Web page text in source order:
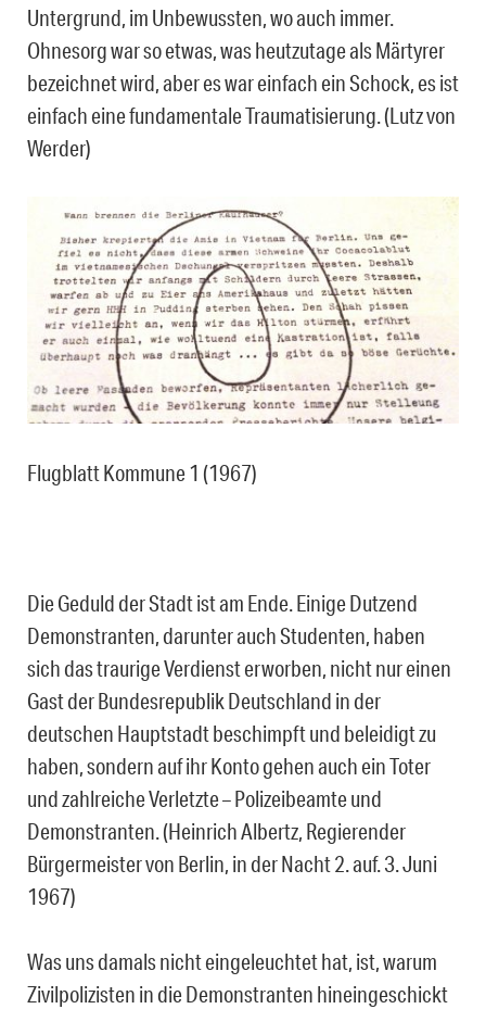
Untergrund, im Unbewussten, wo auch immer.
Ohnesorg war so etwas, was heutzutage als Märtyrer
bezeichnet wird, aber es war einfach ein Schock, es ist
einfach eine fundamentale Traumatisierung. (Lutz von
Werder)
Flugblatt Kommune 1 (1967)
Die Geduld der Stadt ist am Ende. Einige Dutzend
Demonstranten, darunter auch Studenten, haben
sich das traurige Verdienst erworben, nicht nur einen
Gast der Bundesrepublik Deutschland in der
deutschen Hauptstadt beschimpft und beleidigt zu
haben, sondern auf ihr Konto gehen auch ein Toter
und zahlreiche Verletzte – Polizeibeamte und
Demonstranten. (Heinrich Albertz, Regierender
Bürgermeister von Berlin, in der Nacht 2. auf. 3. Juni
1967)
Was uns damals nicht eingeleuchtet hat, ist, warum
Zivilpolizisten in die Demonstranten hineingeschickt